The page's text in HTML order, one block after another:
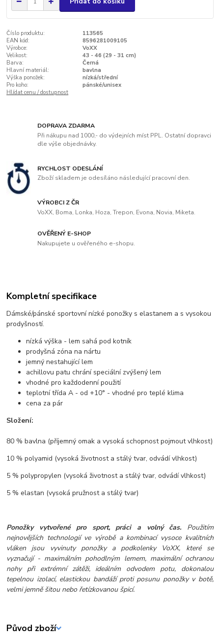
Číslo produktu:
113565
EAN kód:
8596281009105
Výrobce:
VoXX
Velikost:
43 - 46 (29 - 31 cm)
Barva:
Černá
Hlavní materiál:
bavlna
Výška ponožek:
nízká/střední
Pro koho:
pánské/unisex
Hlídat cenu / dostupnost
DOPRAVA ZDARMA
Při nákupu nad 1000,- do výdejních míst PPL. Ostatní dopravci
dle výše objednávky.
RYCHLOST ODESLÁNÍ
Zboží skladem je odesíláno následující pracovní den.
VÝROBCI Z ČR
VoXX, Boma, Lonka, Hoza, Trepon, Evona, Novia, Miketa.
OVĚŘENÝ E-SHOP
Nakupujete u ověřeného e-shopu.
Kompletní specifikace
Dámské/pánské sportovní nízké ponožky s elastanem a s vysokou
prodyšností.
nízká výška - lem sahá pod kotník
prodyšná zóna na nártu
jemný nestahující lem
achillovu patu chrání speciální zvýšený lem
vhodné pro každodenní použití
teplotní třída A - od +10° - vhodné pro teplé klima
cena za pár
Složení:
80 % bavlna (příjemný omak a vysoká schopnost pojmout vlhkost)
10 % polyamid (vysoká životnost a stálý tvar, odvádí vlhkost)
5 % polypropylen (vysoká životnost a stálý tvar, odvádí vlhkost)
5 % elastan (vysoká pružnost a stálý tvar)
Ponožky vytvořené pro sport, práci a volný čas. Použitím
nejnovějších technologií ve výrobě a kombinací vysoce kvalitních
vláken jsou vyvinuty ponožky a podkolenky VoXX, které se
vyznačují - maximálním pohodlným lemem, maximální ochranou
nohy při extrémní zátěži, ideálním odvodem potu, dokonalou
tepelnou izolací, elastickou bandáží proti posunu ponožky v botě,
velmi jemně šitou nebo řetízkovanou špicí.
Původ zboží